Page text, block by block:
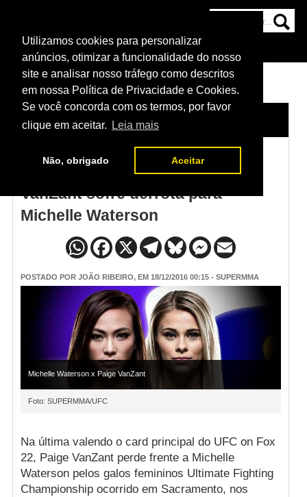
Utilizamos cookies para personalizar
anúncios, otimizar a funcionalidade do nosso
site e analisar nosso tráfego como descritos
em nossa Política de Privacidade e Cookies.
Se você concorda com os termos, por favor
clique em aceitar.
Leia mais
Não, obrigado Aceitar
NOTÍCIAS
HOME NOTÍCIAS
Resultado UFC on Fox 22: Paige
VanZant sofre derrota para
Michelle Waterson
POSTADO POR JOÃO RIBEIRO, EM 18/12/2016 00:15 - SUPERMMA
Michelle Waterson x Paige VanZant
Foto: SUPERMMA/UFC
Na última valendo o card principal do UFC on Fox
22, Paige VanZant perde frente a Michelle
Waterson pelos galos femininos Ultimate Fighting
Championship ocorrido em Sacramento, nos